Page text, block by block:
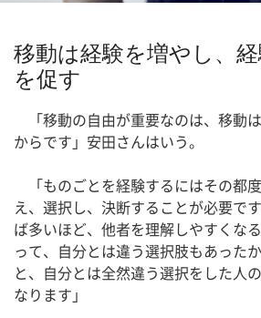
移動は経験を増やし、
を促す
「移動の自由が重要なのは、移動
からです」安田さんはいう。
「ものごとを経験するにはその都
え、選択し、決断することが必要で
ば多いほど、他者を理解しやすくな
って、自分とは違う選択肢もあった
と、自分とは全然違う選択をした人
なります」